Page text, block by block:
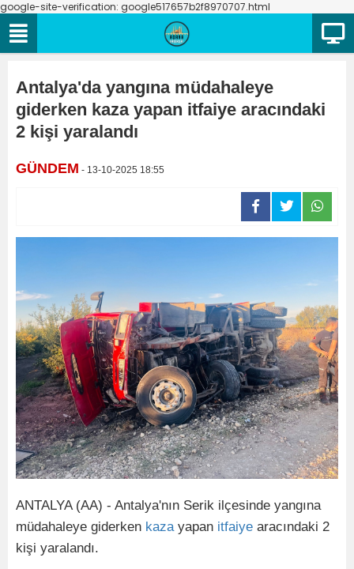
google-site-verification: google517657b2f8970707.html
Antalya'da yangına müdahaleye
giderken kaza yapan itfaiye aracındaki
2 kişi yaralandı
GÜNDEM - 13-10-2025 18:55
ANTALYA (AA) - Antalya'nın Serik ilçesinde yangına
müdahaleye giderken kazayapan itfaiye aracındaki 2
kişi yaralandı.